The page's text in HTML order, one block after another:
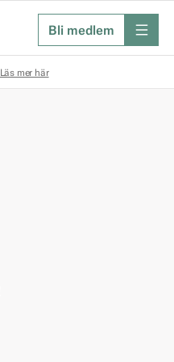
Bli medlem meny
Läs mer här